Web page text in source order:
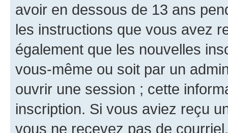
avoir en dessous de 13 ans
les instructions que vous avez
également que les nouvelles
vous-même ou soit par un
ouvrir une session ; cette
inscription. Si vous aviez reçu
vous ne recevez pas de